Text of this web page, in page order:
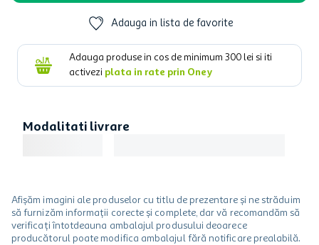
Adauga in lista de favorite
Adauga produse in cos de minimum 300 lei si iti
activezi plata in rate prin Oney
Modalitati livrare
Afișăm imagini ale produselor cu titlu de prezentare și ne străduim
să furnizăm informații corecte și complete, dar vă recomandăm să
verificați întotdeauna ambalajul produsului deoarece
producătorul poate modifica ambalajul fără notificare prealabilă.